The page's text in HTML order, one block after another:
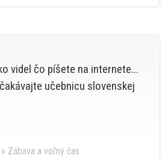
videl čo píšete na internete...
učebnicu slovenskej
» Zábava a voľný čas